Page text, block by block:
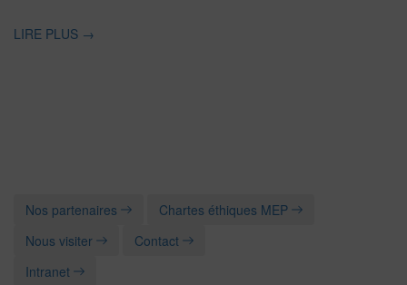
LIRE PLUS →
Nos partenaires
Chartes éthiques MEP
Nous visiter
Contact
Intranet